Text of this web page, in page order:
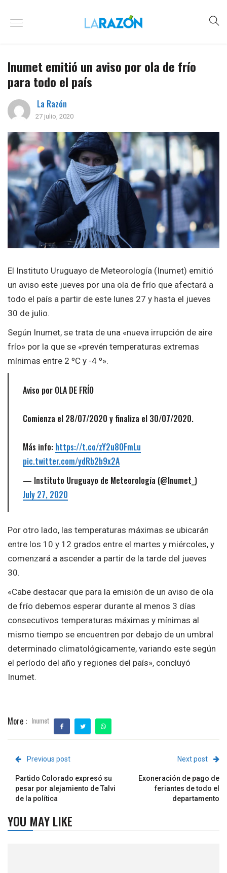
Inumet emitió un aviso por ola de frío
para todo el país
La Razón
27 julio, 2020
El Instituto Uruguayo de Meteorología (Inumet) emitió
un aviso este jueves por una ola de frío que afectará a
todo el país a partir de este lunes 27 y hasta el jueves
30 de julio.
Según Inumet, se trata de una «nueva irrupción de aire
frío» por la que se «prevén temperaturas extremas
mínimas entre 2 ºC y -4 º».
Aviso por OLA DE FRÍO
Comienza el 28/07/2020 y finaliza el 30/07/2020.
Más info: https://t.co/zY2u8OFmLu
pic.twitter.com/ydRb2b9x2A
— Instituto Uruguayo de Meteorología (@Inumet_)
July 27, 2020
Por otro lado, las temperaturas máximas se ubicarán
entre los 10 y 12 grados entre el martes y miércoles, y
comenzará a ascender a partir de la tarde del jueves
30.
«Cabe destacar que para la emisión de un aviso de ola
de frío debemos esperar durante al menos 3 días
consecutivos temperaturas máximas y mínimas al
mismo tiempo se encuentren por debajo de un umbral
determinado climatológicamente, variando este según
el período del año y regiones del país», concluyó
Inumet.
More : Inumet
Previous post
Partido Colorado expresó su
pesar por alejamiento de Talvi
de la política
Next post
Exoneración de pago de
feriantes de todo el
departamento
YOU MAY LIKE